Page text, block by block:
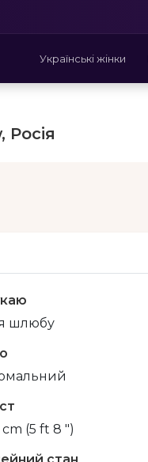
Українські жінки
Росія
шлюбу
cm (5 ft 8 ")